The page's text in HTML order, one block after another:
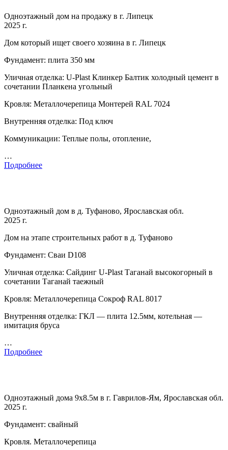
Одноэтажный дом на продажу в г. Липецк
2025 г.
Дом который ищет своего хозяина в г. Липецк
Фундамент: плита 350 мм
Уличная отделка: U-Plast Клинкер Балтик холодный цемент в
сочетании Планкена угольный
Кровля: Металлочерепица Монтерей RAL 7024
Внутренняя отделка: Под ключ
Коммуникации: Теплые полы, отопление,
…
Подробнее
Одноэтажный дом в д. Туфаново, Ярославская обл.
2025 г.
Дом на этапе строительных работ в д. Туфаново
Фундамент: Сваи D108
Уличная отделка: Сайдинг U-Plast Таганай высокогорный в
сочетании Таганай таежный
Кровля: Металлочерепица Сокроф RAL 8017
Внутренняя отделка: ГКЛ — плита 12.5мм, котельная —
имитация бруса
…
Подробнее
Одноэтажный дома 9х8.5м в г. Гаврилов-Ям, Ярославская обл.
2025 г.
Фундамент: свайный
Кровля. Металлочерепица